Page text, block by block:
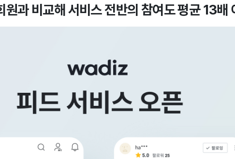
과 비교해 서비스 전반의 참여도 평균 13배